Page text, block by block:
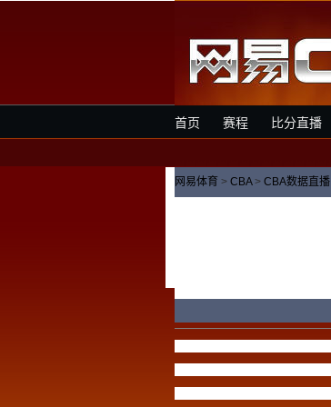
首页 赛程 比分直播
网易体育 > CBA> CBA数据直播